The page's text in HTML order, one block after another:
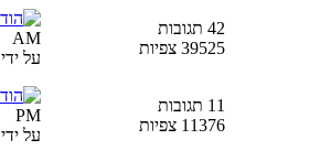
42 תגובות
39525 צפיות
AM
על ידי
11 תגובות
11376 צפיות
PM
על ידי